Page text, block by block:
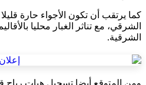
كما يرتقب أن تكون الأجواء حارة
الشرقي، مع تناثر الغبار محليا
الشرقية.
ومن المتوقع أيضا تسجيل هبات رياح